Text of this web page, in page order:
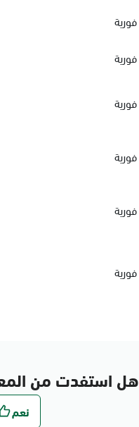
فورية
فورية
فورية
فورية
فورية
فورية
هل استفدت من